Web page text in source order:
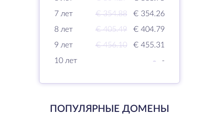
7 лет
€ 354.88
€ 354.26
8 лет
€ 405.49
€ 404.79
9 лет
€ 456.10
€ 455.31
10 лет
- -
ПОПУЛЯРНЫЕ ДОМЕНЫ